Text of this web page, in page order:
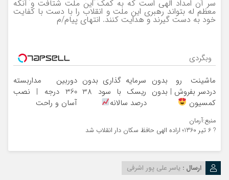
سر آن امداد الهی است که به کمک این ملت شتافت و آنکه
معظم له بتواند رهبری این ملت و انقلاب را با دست با کفایت
خود به دست گیرند و هدایت کنند. انتهای پیام/م
وبگردی
ماشینت رو بدون
دردسر بفروش | بدون
کمسیون
سرمایه گذاری بدون
ریسک با سود 38
درصد سالانه
دوربین مداربسته
360 درجه | نصب
آسان و راحت
منبع:آرمان
? 6 تیر 1360؛ اراده الهی حافظ سکان دار انقلاب شد
ارسال : یاسر علی پور اشرفی